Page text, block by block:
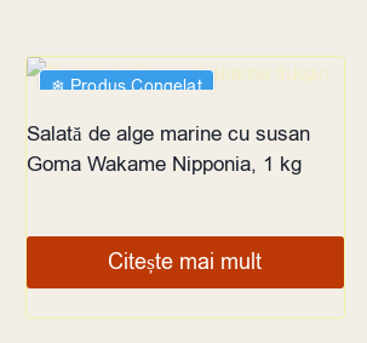
❄︎ Produs Congelat
Salată de alge marine cu susan
Goma Wakame Nipponia, 1 kg
Citește mai mult